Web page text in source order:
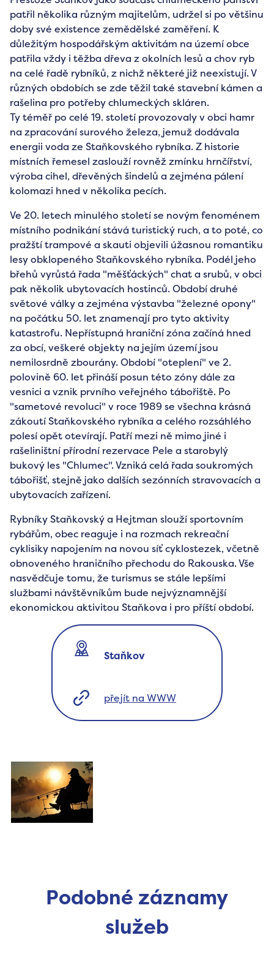
patřil několika různým majitelům, udržel si po většinu
doby své existence zemědělské zaměření. K
důležitým hospodářským aktivitám na území obce
patřila vždy i těžba dřeva z okolních lesů a chov ryb
na celé řadě rybníků, z nichž některé již neexistují. V
různých obdobích se zde těžil také stavební kámen a
rašelina pro potřeby chlumeckých skláren.
Ty téměř po celé 19. století provozovaly v obci hamr
na zpracování surového železa, jemuž dodávala
energii voda ze Staňkovského rybníka. Z historie
místních řemesel zaslouží rovněž zmínku hrnčířství,
výroba cihel, dřevěných šindelů a zejména pálení
kolomazi hned v několika pecích.
Ve 20. letech minulého století se novým fenoménem
místního podnikání stává turistický ruch, a to poté, co
pražští trampové a skauti objevili úžasnou romantiku
lesy obklopeného Staňkovského rybníka. Podél jeho
břehů vyrůstá řada "měšťáckých" chat a srubů, v obci
pak několik ubytovacích hostinců. Období druhé
světové války a zejména výstavba "železné opony"
na počátku 50. let znamenají pro tyto aktivity
katastrofu. Nepřístupná hraniční zóna začíná hned
za obcí, veškeré objekty na jejím území jsou
nemilosrdně zbourány. Období "oteplení" ve 2.
polovině 60. let přináší posun této zóny dále za
vesnici a vznik prvního veřejného tábořiště. Po
"sametové revoluci" v roce 1989 se všechna krásná
zákoutí Staňkovského rybníka a celého rozsáhlého
polesí opět otevírají. Patří mezi ně mimo jiné i
rašeliništní přírodní rezervace Pele a starobylý
bukový les "Chlumec". Vzniká celá řada soukromých
tábořišť, stejně jako dalších sezónních stravovacích a
ubytovacích zařízení.
Rybníky Staňkovský a Hejtman slouží sportovním
rybářům, obec reaguje i na rozmach rekreační
cyklisiky napojením na novou síť cyklostezek, včetně
obnoveného hraničního přechodu do Rakouska. Vše
nasvědčuje tomu, že turismus se stále lepšími
službami návštěvníkům bude nejvýznamnější
ekonomickou aktivitou Staňkova i pro příští období.
Staňkov
přejít na WWW
Podobné záznamy
služeb